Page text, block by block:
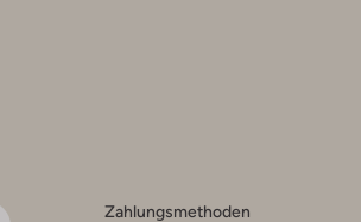
Zahlungsmethoden